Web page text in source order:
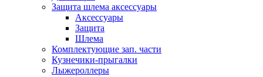
Защита шлема аксессуары
Аксессуары
Защита
Шлема
Комплектующие зап. части
Кузнечики-прыгалки
Лыжероллеры